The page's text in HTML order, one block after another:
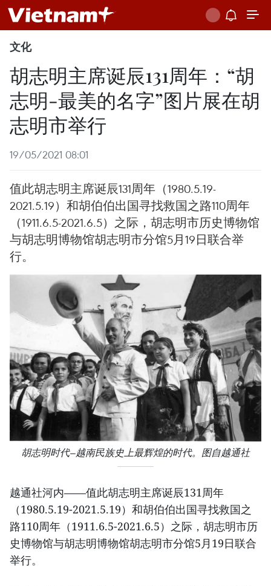
文化
胡志明主席诞辰131周年：“胡
志明-最美的名字”图片展在胡
志明市举行
19/05/2021 08:01
值此胡志明主席诞辰131周年（1980.5.19-
2021.5.19）和胡伯伯出国寻找救国之路110周年
（1911.6.5-2021.6.5）之际，胡志明市历史博物馆
与胡志明博物馆胡志明市分馆5月19日联合举
行。
胡志明时代—越南民族史上最辉煌的时代。图自越通社
越通社河内——值此胡志明主席诞辰131周年
（1980.5.19-2021.5.19）和胡伯伯出国寻找救国之
路110周年（1911.6.5-2021.6.5）之际，胡志明市历
史博物馆与胡志明博物馆胡志明市分馆5月19日联合
举行。